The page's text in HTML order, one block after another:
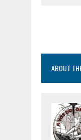
ABOUT